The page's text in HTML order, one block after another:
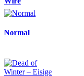
Normal